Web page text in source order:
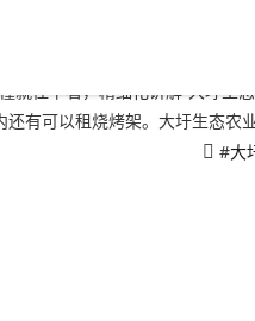
往下看，精细化讲解“大圩生
有可以租烧烤架。大圩生态农
#大